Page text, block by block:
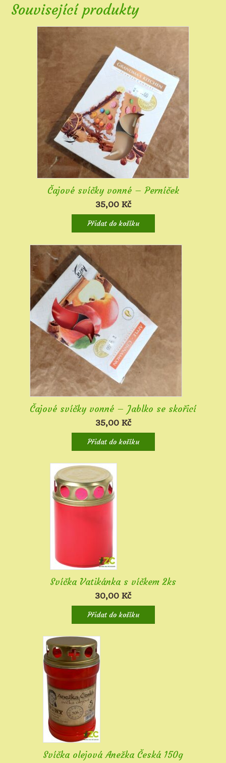
Související produkty
Čajové svíčky vonné – Perníček
35,00 Kč
Přidat do košíku
Čajové svíčky vonné – Jablko se skořicí
35,00 Kč
Přidat do košíku
Svíčka Vatikánka s víčkem 2ks
30,00 Kč
Přidat do košíku
Svíčka olejová Anežka Česká 150g